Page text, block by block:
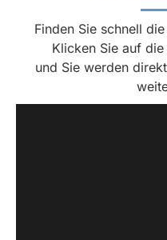
und
mir
sehr
gut
Finden Sie schnell
Klicken Sie auf
und Sie werden